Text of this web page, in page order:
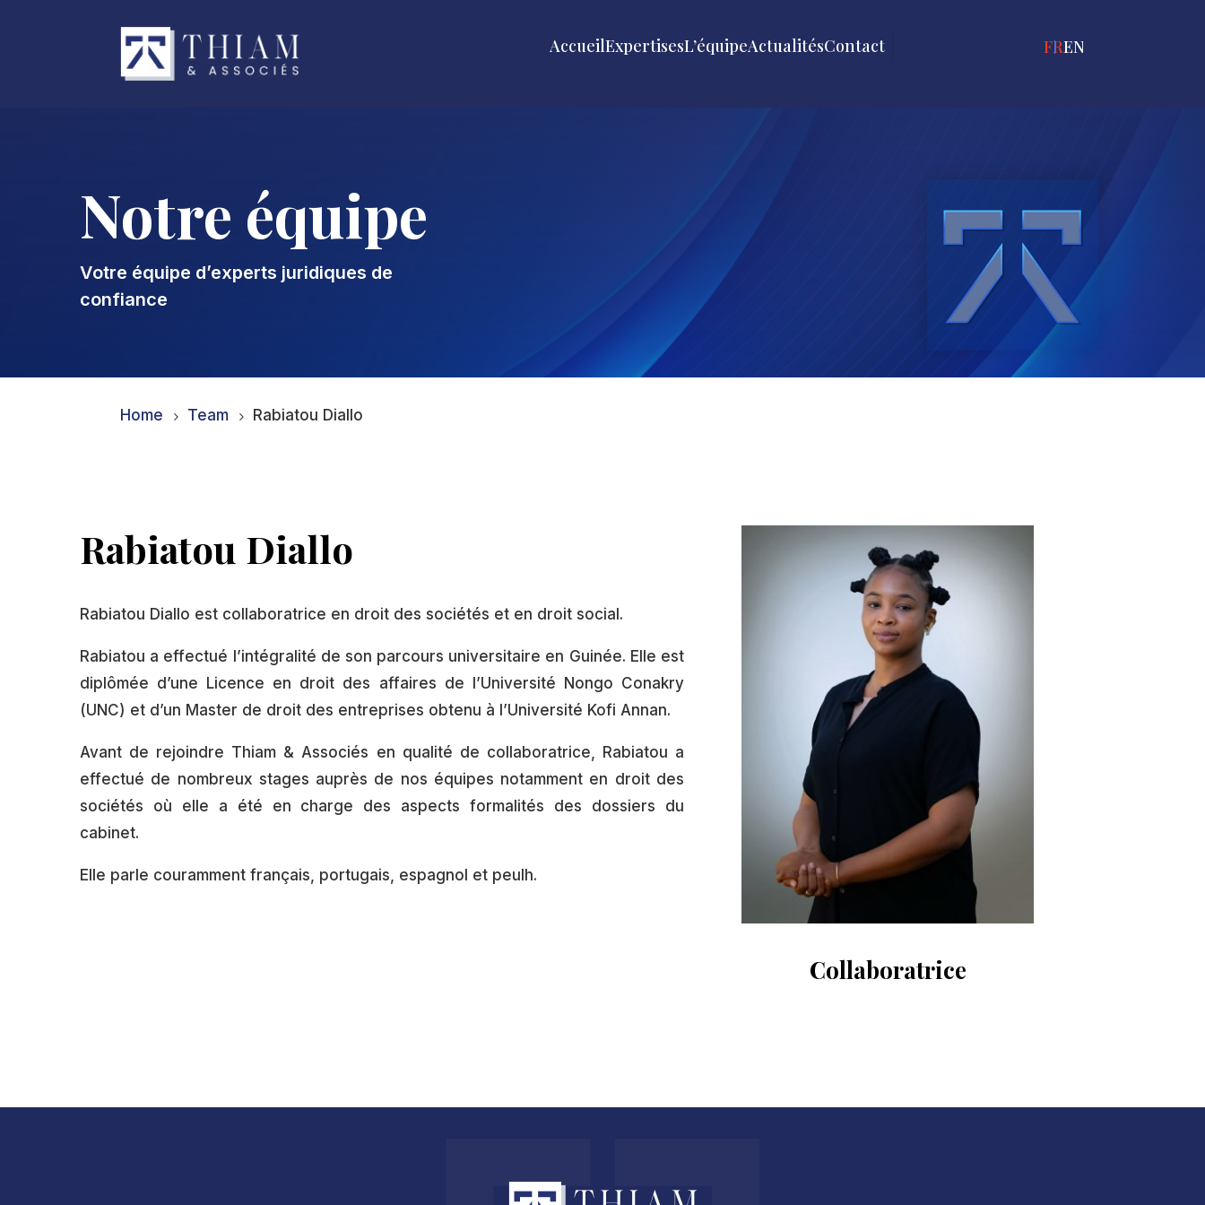
AccueilExpertisesL’équipeActualitésContact FRANÇAIS
ENGLISH
Notre équipe
Votre équipe d’experts juridiques de
confiance
Home 5 Team 5 Rabiatou Diallo
Rabiatou Diallo
Rabiatou Diallo est collaboratrice en droit des sociétés et en droit social.
Rabiatou a effectué l’intégralité de son parcours universitaire en Guinée. Elle est
diplômée d’une Licence en droit des affaires de l’Université Nongo Conakry
(UNC) et d’un Master de droit des entreprises obtenu à l’Université Kofi Annan.
Avant de rejoindre Thiam & Associés en qualité de collaboratrice, Rabiatou a
effectué de nombreux stages auprès de nos équipes notamment en droit des
sociétés où elle a été en charge des aspects formalités des dossiers du
cabinet.
Elle parle couramment français, portugais, espagnol et peulh.
Collaboratrice